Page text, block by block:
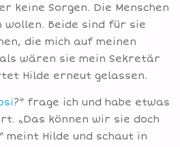
keine Sorgen. Die Menschen
wollen. Beide sind für sie
die mich auf meinen
als wären sie mein Sekretär
Hilde erneut gelassen.
?“ frage ich und habe etwas
„Das können wir sie doch
meint Hilde und schaut in